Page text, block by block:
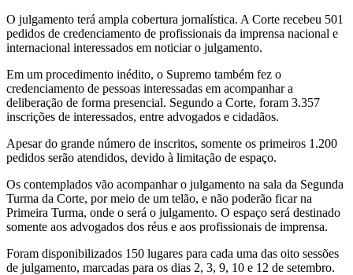
O julgamento terá ampla cobertura jornalística. A Corte recebeu 501
pedidos de credenciamento de profissionais da imprensa nacional e
internacional interessados em noticiar o julgamento.
Em um procedimento inédito, o Supremo também fez o
credenciamento de pessoas interessadas em acompanhar a
deliberação de forma presencial. Segundo a Corte, foram 3.357
inscrições de interessados, entre advogados e cidadãos.
Apesar do grande número de inscritos, somente os primeiros 1.200
pedidos serão atendidos, devido à limitação de espaço.
Os contemplados vão acompanhar o julgamento na sala da Segunda
Turma da Corte, por meio de um telão, e não poderão ficar na
Primeira Turma, onde o será o julgamento. O espaço será destinado
somente aos advogados dos réus e aos profissionais de imprensa.
Foram disponibilizados 150 lugares para cada uma das oito sessões
de julgamento, marcadas para os dias 2, 3, 9, 10 e 12 de setembro.